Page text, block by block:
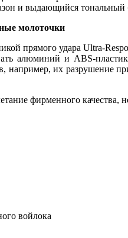
и выдающийся тональный
молоточки
прямого удара Ultra-
алюминий и ABS-
например, их разрушение
фирменного качества,
войлока